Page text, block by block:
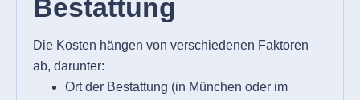
Bestattung
Die Kosten hängen von verschiedenen Faktoren
ab, darunter:
Ort der Bestattung (in München oder im